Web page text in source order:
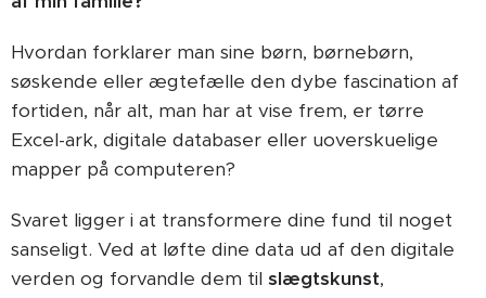
Hvordan forklarer man sine børn, børnebørn,
søskende eller ægtefælle den dybe fascination af
fortiden, når alt, man har at vise frem, er tørre
Excel-ark, digitale databaser eller uoverskuelige
mapper på computeren?
Svaret ligger i at transformere dine fund til noget
sanseligt. Ved at løfte dine data ud af den digitale
verden og forvandle dem til slægtskunst,